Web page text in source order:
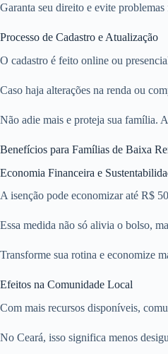
Garanta seu direito e evite
Processo de Cadastro e Atualização
O cadastro é feito online ou
Caso haja alterações na renda ou
Não adie mais e proteja sua família.
Benefícios para Famílias de Baixa
Economia Financeira e
A isenção pode economizar até R$
Essa medida não só alivia o bolso,
Transforme sua rotina e economize
Efeitos na Comunidade Local
Com mais recursos disponíveis,
No Ceará, isso significa menos